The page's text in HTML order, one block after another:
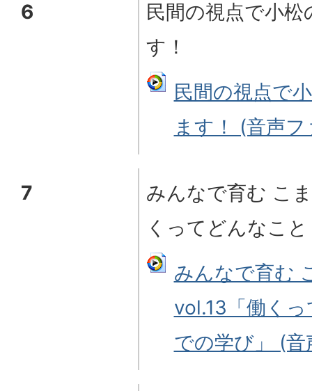
6
民間の視点で小
す！
民間の視点で
ます！ (音声
7
みんなで育む こ
くってどんなこ
みんなで育む
vol.13「働く
での学び」 (